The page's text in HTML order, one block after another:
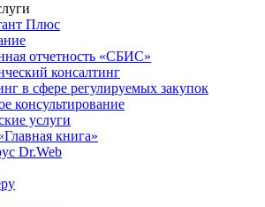
Плюс
отчетность «СБИС»
консалтинг
в сфере регулируемых закупок
консультирование
услуги
книга»
Dr.Web